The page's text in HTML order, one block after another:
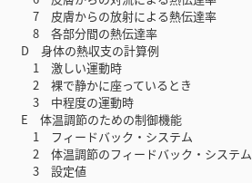
7 皮膚からの放射による熱伝達率
8 各部分間の熱伝達率
D 身体の熱収支の計算例
1 激しい運動時
2 裸で静かに座っているとき
3 中程度の運動時
E 体温調節のための制御機能
1 フィードバック・システム
2 体温調節のフィードバック・システム
3 設定値